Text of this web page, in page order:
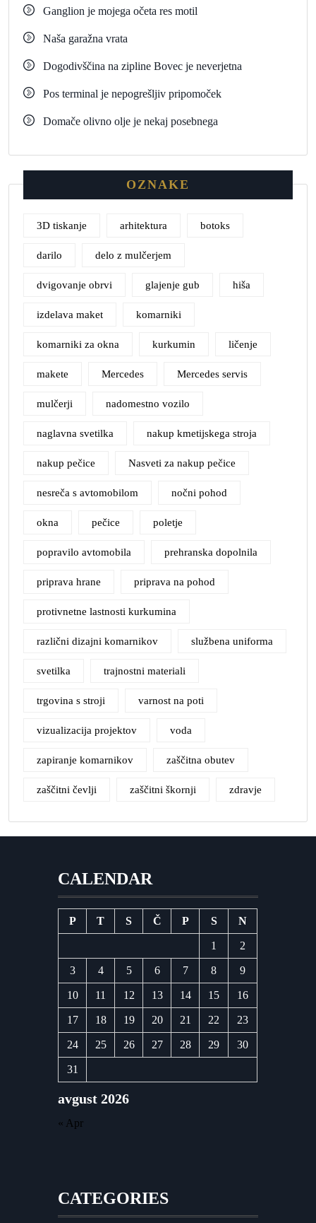
Ganglion je mojega očeta res motil
Naša garažna vrata
Dogodivščina na zipline Bovec je neverjetna
Pos terminal je nepogrešljiv pripomoček
Domače olivno olje je nekaj posebnega
OZNAKE
3D tiskanje arhitektura botoks
darilo delo z mulčerjem
dvigovanje obrvi glajenje gub hiša
izdelava maket komarniki
komarniki za okna kurkumin ličenje
makete Mercedes Mercedes servis
mulčerji nadomestno vozilo
naglavna svetilka nakup kmetijskega stroja
nakup pečice Nasveti za nakup pečice
nesreča s avtomobilom nočni pohod
okna pečice poletje
popravilo avtomobila prehranska dopolnila
priprava hrane priprava na pohod
protivnetne lastnosti kurkumina
različni dizajni komarnikov službena uniforma
svetilka trajnostni materiali
trgovina s stroji varnost na poti
vizualizacija projektov voda
zapiranje komarnikov zaščitna obutev
zaščitni čevlji zaščitni škornji zdravje
CALENDAR
avgust 2026
P T S Č P S N
1 2
3 4 5 6 7 8 9
10 11 12 13 14 15 16
17 18 19 20 21 22 23
24 25 26 27 28 29 30
31
« Apr
CATEGORIES